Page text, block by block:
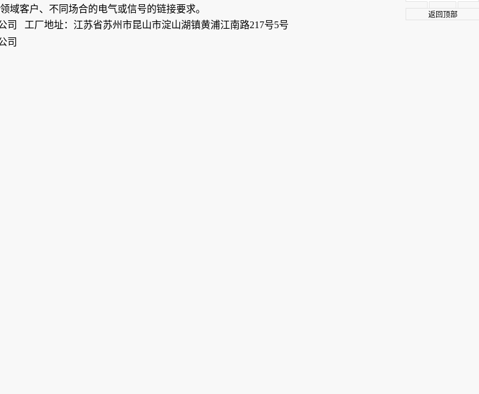
域客户、不同场合的电气或信号的链接要求。
司 工厂地址：江苏省苏州市昆山市淀山湖镇黄浦江南路217号5号
司
返回顶部